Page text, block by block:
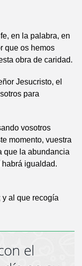
en la palabra, en
que os hemos
obra de caridad.
Jesucristo, el
para
vosotros
momento, vuestra
que la abundancia
igualdad.
al que recogía
el